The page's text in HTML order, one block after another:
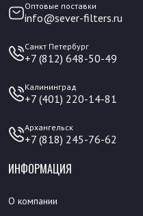
Оптовые поставки
info@sever-filters.ru
Санкт Петербург
+7 (812) 648-50-49
Калининград
+7 (401) 220-14-81
Архангельск
+7 (818) 245-76-62
ИНФОРМАЦИЯ
О компании